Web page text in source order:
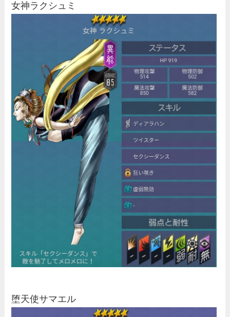
女神ラクシュミ
堕天使サマエル